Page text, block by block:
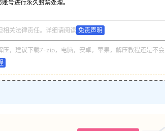
号进行永久封禁处理。
相关法律责任。详细请阅读 免责声明
，建议下载7-zip，电脑，安卓，苹果，解压教程还是不会